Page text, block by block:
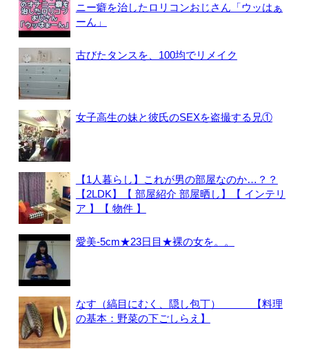
ニー癖を治したロリコンおじさん「ウッはぁ
ーん」
古びたタンスを、100均でリメイク
女子高生の妹と彼氏のSEXを盗撮する兄①
【1人暮らし】これが男の部屋なのか…？？
【2LDK】【 部屋紹介 部屋晒し】【 インテリ
ア 】【 物件 】
愛美-5cm★23日目★裸の女を。。
なす（縞目にむく、隠し包丁） 【料理
の基本：野菜の下ごしらえ】